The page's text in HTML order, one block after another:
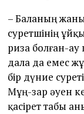
– Баланың
суретшінің
риза болған-ау
дала да емес
бір дүние
Мұң-зар әуен
қасірет табы